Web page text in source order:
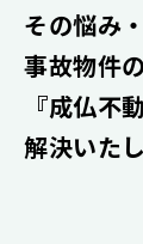
その悩み
事故物件
『成仏不
解決いた